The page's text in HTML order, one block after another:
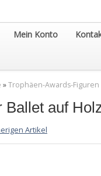
Mein Konto
»Trophäen-Awards-Figuren
Ballet auf
Artikel